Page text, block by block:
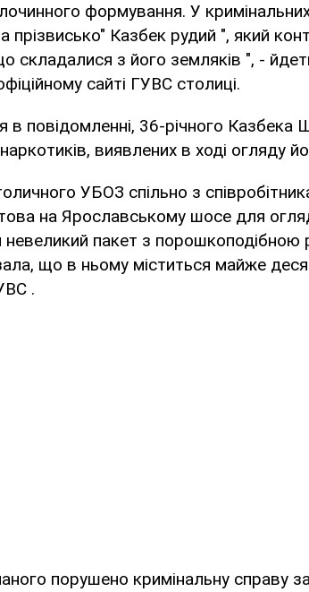
формування. У
прізвисько" Казбек рудий ", який
складалися з його земляків ", -
сайті ГУВС столиці.
в повідомленні, 36-річного
наркотиків, виявлених в ході огляду
УБОЗ спільно з
на Ярославському шосе для
невеликий пакет з
що в ньому міститься майже
.
порушено кримінальну справу